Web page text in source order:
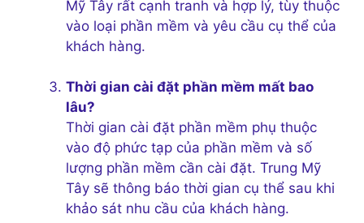
Mỹ Tây rất cạnh tranh và hợp lý, tùy thuộc
vào loại phần mềm và yêu cầu cụ thể của
khách hàng.
Thời gian cài đặt phần mềm mất bao
lâu?
Thời gian cài đặt phần mềm phụ thuộc
vào độ phức tạp của phần mềm và số
lượng phần mềm cần cài đặt. Trung Mỹ
Tây sẽ thông báo thời gian cụ thể sau khi
khảo sát nhu cầu của khách hàng.